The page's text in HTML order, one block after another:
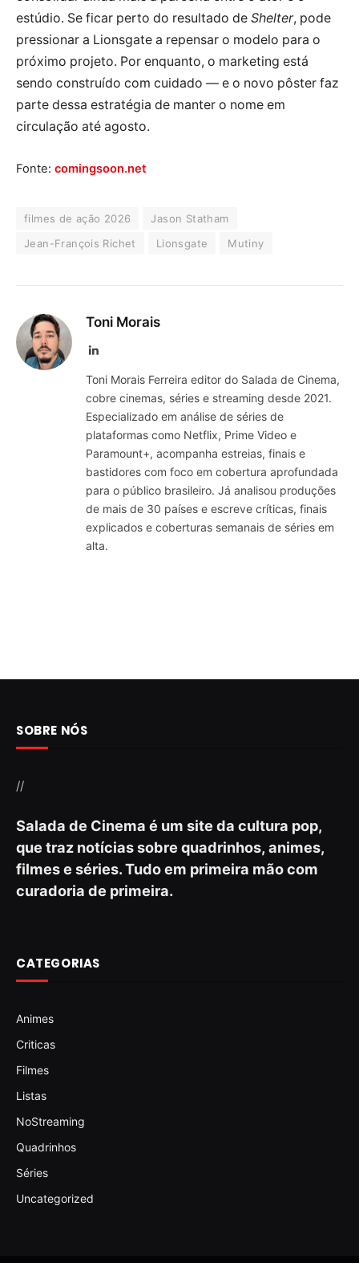
estúdio. Se ficar perto do resultado de Shelter, pode
pressionar a Lionsgate a repensar o modelo para o
próximo projeto. Por enquanto, o marketing está
sendo construído com cuidado — e o novo pôster faz
parte dessa estratégia de manter o nome em
circulação até agosto.
Fonte: comingsoon.net
filmes de ação 2026
Jason Statham
Jean-François Richet
Lionsgate Mutiny
Toni Morais
LinkedIn
Toni Morais Ferreira editor do Salada de Cinema,
cobre cinemas, séries e streaming desde 2021.
Especializado em análise de séries de
plataformas como Netflix, Prime Video e
Paramount+, acompanha estreias, finais e
bastidores com foco em cobertura aprofundada
para o público brasileiro. Já analisou produções
de mais de 30 países e escreve críticas, finais
explicados e coberturas semanais de séries em
alta.
SOBRE NÓS
//
Salada de Cinema é um site da cultura pop,
que traz notícias sobre quadrinhos, animes,
filmes e séries. Tudo em primeira mão com
curadoria de primeira.
CATEGORIAS
Animes
Criticas
Filmes
Listas
NoStreaming
Quadrinhos
Séries
Uncategorized